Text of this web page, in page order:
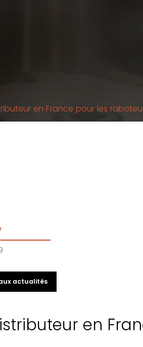
en France pour les
actualités
en